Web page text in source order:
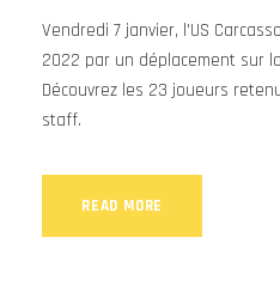
Vendredi 7 janvier, l'US
2022 par un déplacement sur
Découvrez les 23 joueurs
staff.
READ MORE